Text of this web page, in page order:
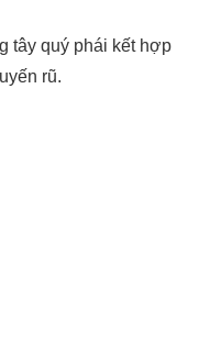
tây quý phái kết hợp
rũ.